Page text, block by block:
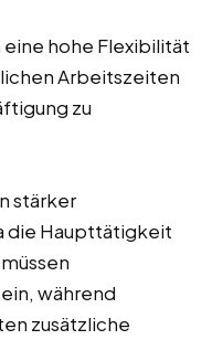
hohe Flexibilität
Arbeitszeiten
zu
stärker
die Haupttätigkeit
während
zusätzliche